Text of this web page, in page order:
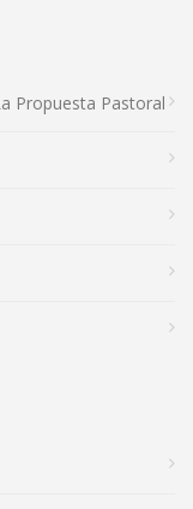
Propuesta Pastoral